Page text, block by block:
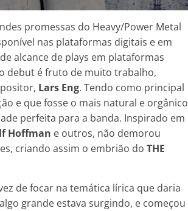
promessas do Heavy/Power Metal
nas plataformas digitais e em
alcance de plays em plataformas
debut é fruto de muito trabalho,
Lars Eng. Tendo como principal
e que fosse o mais natural e orgânico
perfeita para a banda. Inspirado em
Hoffman e outros, não demorou
criando assim o embrião do THE
de focar na temática lírica que daria
grande estava surgindo, e começou